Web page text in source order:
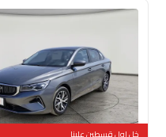
مستعملة 117,927 كم